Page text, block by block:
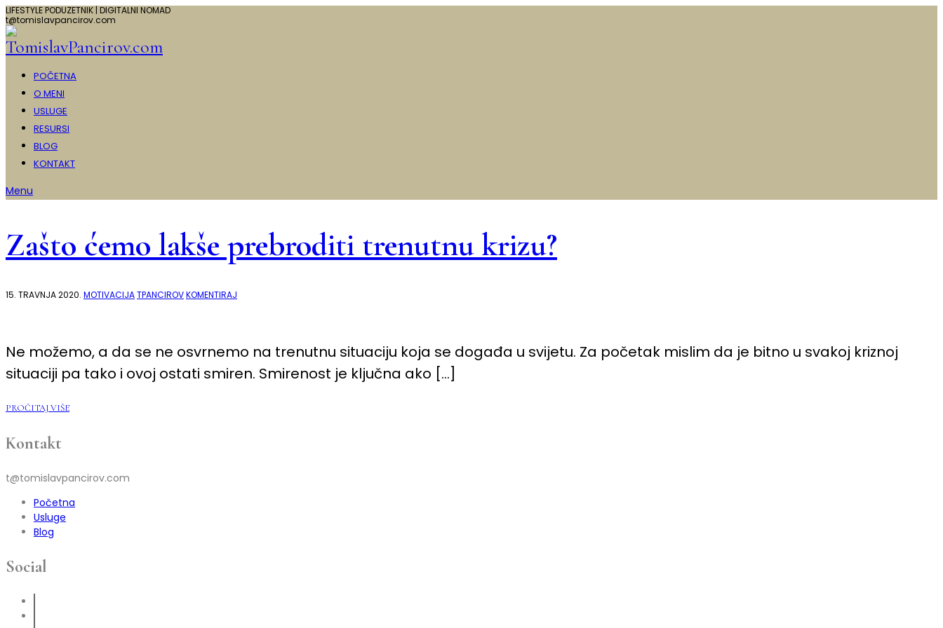
LIFESTYLE PODUZETNIK | DIGITALNI NOMAD
t@tomislavpancirov.com
POČETNA
O MENI
USLUGE
RESURSI
BLOG
KONTAKT
Menu
Zašto ćemo lakše prebroditi trenutnu krizu?
15. TRAVNJA 2020. MOTIVACIJATPANCIROVKOMENTIRAJ
KRIZU?
Ne možemo, a da se ne osvrnemo na trenutnu situaciju koja se događa u svijetu. Za početak mislim da je bitno u svakoj kriznoj
situaciji pa tako i ovoj ostati smiren. Smirenost je ključna ako […]
PROČITAJ VIŠE
Kontakt
t@tomislavpancirov.com
Početna
Usluge
Blog
Social